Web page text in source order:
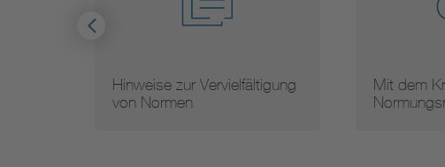
Hinweise zur Vervielfältigung
von Normen
Mit dem